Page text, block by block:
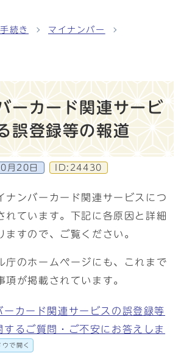
続き マイナンバー
ーカード関連サービ
誤登録等の報道
月20日 ID:24430
ナンバーカード関連サービスにつ
れています。下記に各原因と詳細
ますので、ご覧ください。
庁のホームページにも、これまで
項が掲載されています。
ーカード関連サービスの誤登録等
するご質問・ご不安にお答えしま
で開く